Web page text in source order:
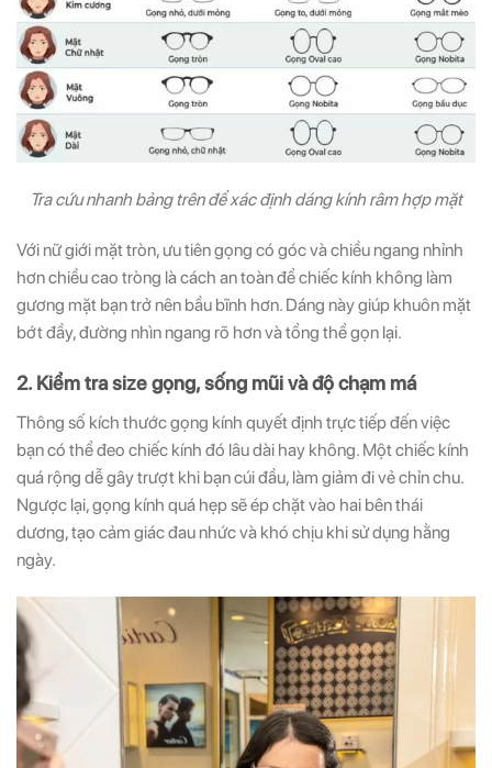
Tra cứu nhanh bảng trên để xác định dáng kính râm hợp mặt
Với nữ giới mặt tròn, ưu tiên gọng có góc và chiều ngang nhỉnh
hơn chiều cao tròng là cách an toàn để chiếc kính không làm
gương mặt bạn trở nên bầu bĩnh hơn. Dáng này giúp khuôn mặt
bớt đầy, đường nhìn ngang rõ hơn và tổng thể gọn lại.
2. Kiểm tra size gọng, sống mũi và độ chạm má
Thông số kích thước gọng kính quyết định trực tiếp đến việc
bạn có thể đeo chiếc kính đó lâu dài hay không. Một chiếc kính
quá rộng dễ gây trượt khi bạn cúi đầu, làm giảm đi vẻ chỉn chu.
Ngược lại, gọng kính quá hẹp sẽ ép chặt vào hai bên thái
dương, tạo cảm giác đau nhức và khó chịu khi sử dụng hằng
ngày.